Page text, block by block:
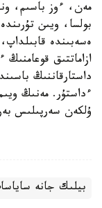
مەن، ءوز باسىم،
بولسا، ويىن
ەسەبىندە
ازاماتتىق
داستارقاننىڭ
ءداستۇر. مەنىڭ
ۇلكەن سەرپىلىس
بيلىك جانە